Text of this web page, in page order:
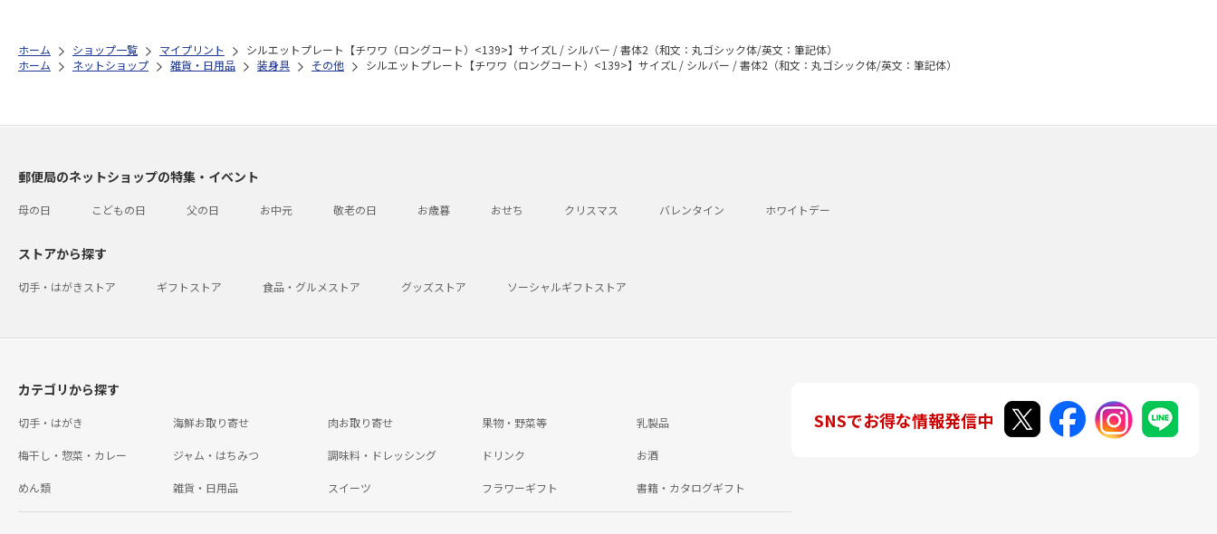
ホーム ショップ一覧 マイプリント
シルエットプレート【チワワ（ロングコート）<139>】サイズL / シルバー / 書体2（和文：丸ゴシック体/英文：筆記体）
ホーム
ネットショップ 雑貨・日用品 装身具 その他 シルエットプレート【チワワ（ロングコート）<139>】サイズL / シルバー / 書体2（和文：丸ゴシック体/英文：筆記体）
郵便局のネットショップの特集・イベント
母の日 こどもの日 父の日 お中元 敬老の日 お歳暮 おせち クリスマス バレンタイン ホワイトデー
ストアから探す
切手・はがきストア ギフトストア 食品・グルメストア グッズストア ソーシャルギフトストア
カテゴリから探す
切手・はがき 海鮮お取り寄せ 肉お取り寄せ 果物・野菜等 乳製品
梅干し・惣菜・カレー ジャム・はちみつ 調味料・ドレッシング ドリンク お酒
めん類 雑貨・日用品 スイーツ フラワーギフト 書籍・カタログギフト
SNSでお得な情報発信中